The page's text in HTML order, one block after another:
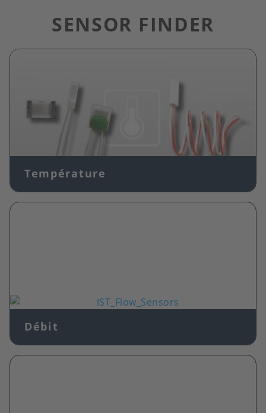
SENSOR FINDER
Température
Débit
Image